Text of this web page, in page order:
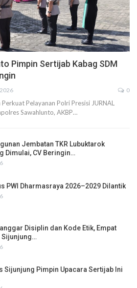
Pimpin Sertijab Kabag SDM
0
Pelayanan Polri Presisi JURNAL
Sawahlunto, AKBP…
Jembatan TKR Lubuktarok
Dimulai, CV Beringin…
PWI Dharmasraya 2026–2029 Dilantik
Disiplin dan Kode Etik, Empat
Sijunjung…
Sijunjung Pimpin Upacara Sertijab Ini